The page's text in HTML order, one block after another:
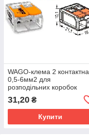
WAGO-клема 2 контактна
0,5-6мм2 для
розподільних коробок
31,20 ₴
Купити